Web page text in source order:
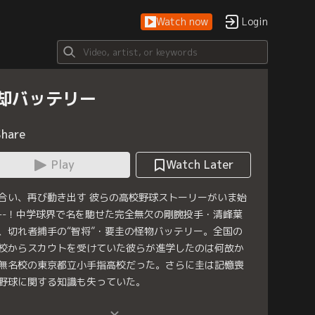
Watch now Login
バッテリー
Play
Watch Later
い、再び動き出す 彼らの高校野球ストーリーがいま始
！中学球界で名を馳せた完全無欠の剛腕投手・清峰葉
切れ者捕手の“智将”・要圭の怪物バッテリー。全国の
からスカウトを受けていた彼らが進学したのは何故か
名校の東京都立小手指高校だった。さらに圭は記憶喪
球に関する知識も失っていた。